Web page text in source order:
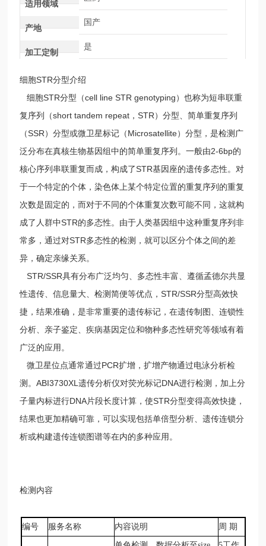
适用领域
产地
国产
加工定制
是
细胞STR分型介绍
细胞STR分型（cell line STR genotyping）也称为短串联重
复序列（short tandem repeat，STR）分型、简单重复序列
（SSR）分型或微卫星标记（Microsatellite）分型，是检测广
泛分布在真核生物基因组中的简单重复序列。一般由2-6bp的
核心序列串联重复而成，构成了STR基因座的遗传多态性。对
于一个特定的个体，染色体上某个特定位置的重复序列的重复
次数是固定的，而对于不同的个体重复次数可能不同，这就构
成了人群中STR的多态性。由于人类基因组中这种重复序列非
常多，通过对STR多态性的检测，就可以区分个体之间的差
异，确定亲缘关系。
STR/SSR具有分布广泛均匀、多态性丰富、遵循孟德尔共显
性遗传、信息量大、检测简便等优点，STR/SSR分型高效快
捷，结果准确，是非常重要的遗传标记，在遗传制图、连锁性
分析、亲子鉴定、疾病基因定位和物种多态性研究等领域有着
广泛的应用。
微卫星位点通常通过PCR扩增，扩增产物通过电泳分析检
测。ABI3730XL遗传分析仪对荧光标记DNA进行检测，加上分
子量内标进行DNA片段长度计算，使STR分型变得高效快捷，
结果也更加精确可靠，可以实现包括单倍型分析、遗传连锁分
析或构建遗传连锁图谱等在内的多种应用。
检测内容
编号 服务名称 内容说明 周 期